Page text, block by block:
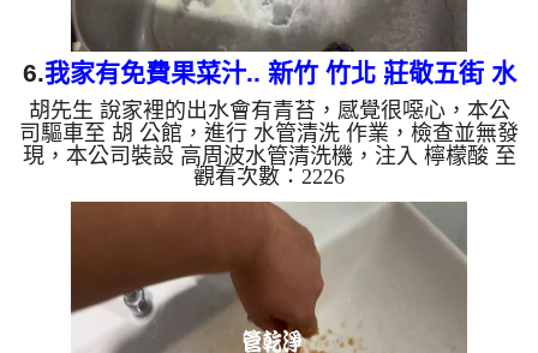
6.我家有免費果菜汁.. 新竹 竹北 莊敬五街 水
管清洗
胡先生 說家裡的出水會有青苔，感覺很噁心，本公
司驅車至 胡 公館，進行 水管清洗 作業，檢查並無發
現，本公司裝設 高周波水管清洗機，注入 檸檬酸 至
水管，等了約15分，開啟 水管清洗機 ，啟動 螺旋
波 模式，一洗水管就流出黃水，忽然變成綠水，兩
個多小時後，出水變乾淨出水量也變大了。 如是自
來水，如水管老化，會產生鐵鏽跟泥沙堆積，洗出來
的水就會是咖啡色，地下水含有氧化錳，管壁上會結
成黑色管垢，洗出來的水會跟石油一樣黑，有些洗出
綠色的水，是因為裡面有銅的物質，生鏽產生銅綠，
如是藍色的水，是因為...
觀看次數：2226